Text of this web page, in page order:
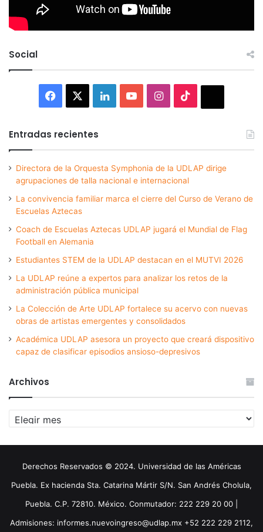
Social
Facebook LinkedInYouTubeInstagram
Entradas recientes
Directora de la Orquesta Symphonia de la UDLAP dirige
agrupaciones de talla nacional e internacional
La convivencia familiar marca el cierre del Curso de Verano de
Escuelas Aztecas
Coach de Escuelas Aztecas UDLAP jugará el Mundial de Flag
Football en Alemania
Estudiantes STEM de la UDLAP destacan en el MUTVI 2026
La UDLAP reúne a expertos para analizar los retos de la
administración pública municipal
La Colección de Arte UDLAP fortalece su acervo con nuevas
obras de artistas emergentes y consolidados
Académica UDLAP asesora un proyecto que creará dispositivo
capaz de clasificar episodios ansioso-depresivos
Archivos
Archivos
Derechos Reservados © 2024. Universidad de las Américas
Puebla. Ex hacienda Sta. Catarina Mártir S/N. San Andrés Cholula,
Puebla. C.P. 72810. México. Conmutador: 222 229 20 00 |
Admisiones: informes.nuevoingreso@udlap.mx +52 222 229 2112,